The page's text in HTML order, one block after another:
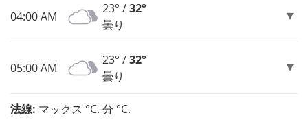
04:00 AM
23° /32°
曇り
05:00 AM
23° /32°
曇り
法線: マックス °C. 分 °C.